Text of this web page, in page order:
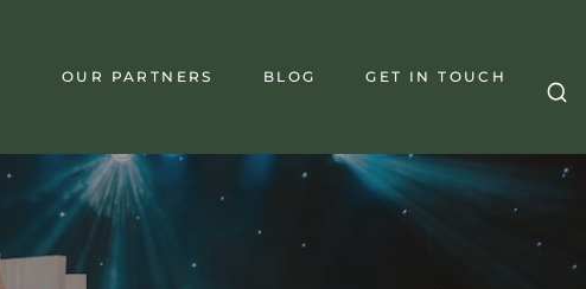
OUR PARTNERS BLOG GET IN TOUCH